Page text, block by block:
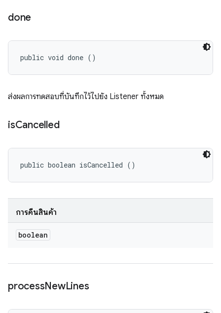
done
public void done ()
ส่งผลการทดสอบที่บันทึกไว้ไปยัง Listener ทั้งหมด
isCancelled
public boolean isCancelled ()
การคืนสินค้า
boolean
processNewLines